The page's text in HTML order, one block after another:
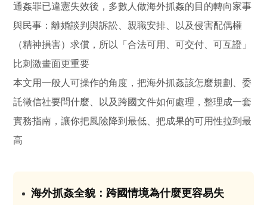
通姦罪已違憲失效後，多數人做海外抓姦的目的轉向家事
與民事：離婚談判與訴訟、親職安排、以及侵害配偶權
（精神損害）求償，所以「合法可用、可交付、可互證」
比刺激畫面更重要
本文用一般人可操作的角度，把海外抓姦該怎麼規劃、委
託徵信社要問什麼、以及跨國文件如何處理，整理成一套
實務指南，讓你把風險降到最低、把成果的可用性拉到最
高
海外抓姦全貌：跨國情境為什麼更容易失